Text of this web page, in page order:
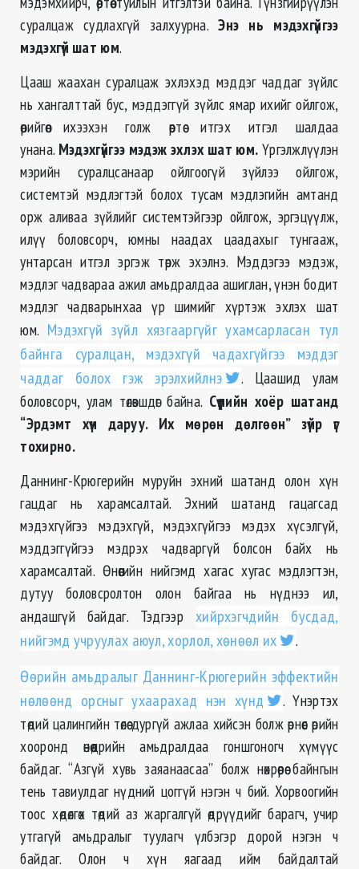
суралцаж судлахгүй залхуурна.Энэ нь мэдэхгүйгээ
мэдэхгүй шат юм.
Цааш жаахан суралцаж эхлэхэд мэддэг чаддаг зүйлс
нь хангалттай бус, мэддэггүй зүйлс ямар ихийг ойлгож,
өөрийгөө ихээхэн голж өөртөө итгэх итгэл шалдаа
унана. Мэдэхгүйгээ мэдэж эхлэх шат юм. Үргэлжлүүлэн
мэрийн суралцсанаар ойлгоогүй зүйлээ ойлгож,
системтэй мэдлэгтэй болох тусам мэдлэгийн амтанд
орж аливаа зүйлийг системтэйгээр ойлгож, эргэцүүлж,
илүү боловсорч, юмны наадах цаадахыг тунгааж,
унтарсан итгэл эргэж төрж эхэлнэ. Мэддэгээ мэдэж,
мэдлэг чадвараа ажил амьдралдаа ашиглан, үнэн бодит
мэдлэг чадварынхаа үр шимийг хүртэж эхлэх шат
юм. Мэдэхгүй зүйл хязгааргүйг ухамсарласан тул
байнга суралцан, мэдэхгүй чадахгүйгээ мэддэг
чаддаг болох гэж эрэлхийлнэ
. Цаашид улам
боловсорч, улам төлөвшдөг байна. Сүүлийн хоёр шатанд
“Эрдэмт хүн даруу. Их мөрөн дөлгөөн” зүйр үг
тохирно.
Даннинг-Крюгерийн муруйн эхний шатанд олон хүн
гацдаг нь харамсалтай. Эхний шатанд гацагсад
мэдэхгүйгээ мэдэхгүй, мэдэхгүйгээ мэдэх хүсэлгүй,
мэддэггүйгээ мэдрэх чадваргүй болсон байх нь
харамсалтай. Өнөөгийн нийгэмд хагас хугас мэдлэгтэн,
дутуу боловсролтон олон байгаа нь нүднээ ил,
андашгүй байдаг. Тэдгээр хийрхэгчдийн бусдад,
нийгэмд учруулах аюул, хорлол, хөнөөл их
.
Өөрийн амьдралыг Даннинг-Крюгерийн эффектийн
нөлөөнд орсныг ухаарахад нэн хүнд
. Үнэртэх
төдий цалингийн төлөө дургүй ажлаа хийсэн болж өрнөөс өрийн
хооронд өнөөдрийн амьдралдаа гоншгоногч хүмүүс
байдаг. “Азгүй хувь заяанаасаа” болж нөхрөөрөө байнгын
тень тавиулдаг нүдний цоггүй нэгэн ч бий. Хорвоогийн
тоос хөдөлгөх төдий аз жаргалгүй өдрүүдийг барагч, учир
утгагүй амьдралыг туулагч үлбэгэр дорой нэгэн ч
байдаг. Олон ч хүн яагаад ийм байдалтай